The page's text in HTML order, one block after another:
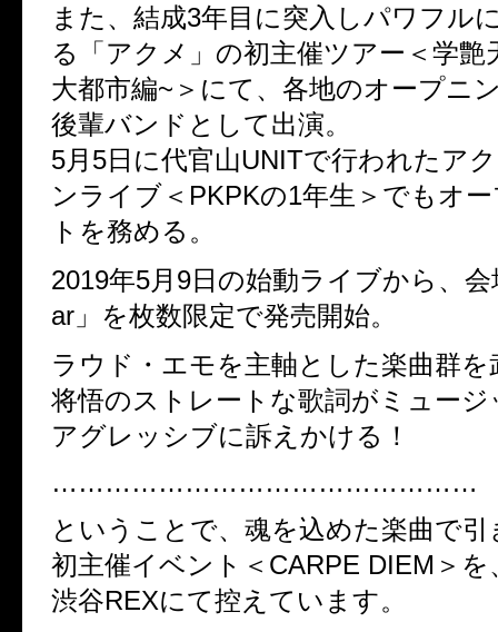
また、結成3年目に突入しパワフル
る「アクメ」の初主催ツアー＜学艶
大都市編~＞にて、各地のオープニ
後輩バンドとして出演。
5月5日に代官山UNITで行われたア
ンライブ＜PKPKの1年生＞でもオ
トを務める。
2019年5月9日の始動ライブから、
ar」を枚数限定で発売開始。
ラウド・エモを主軸とした楽曲群を
将悟のストレートな歌詞がミュー
アグレッシブに訴えかける！
…………………………………………
ということで、魂を込めた楽曲で引
初主催イベント＜CARPE DIEM＞を
渋谷REXにて控えています。